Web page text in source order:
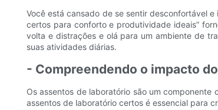
Você está cansado de se sentir desconfortável
certos para conforto e produtividade ideais”
volta e distrações e olá para um ambiente de
suas atividades diárias.
- Compreendendo o impacto
Os assentos de laboratório são um
assentos de laboratório certos é essencial para